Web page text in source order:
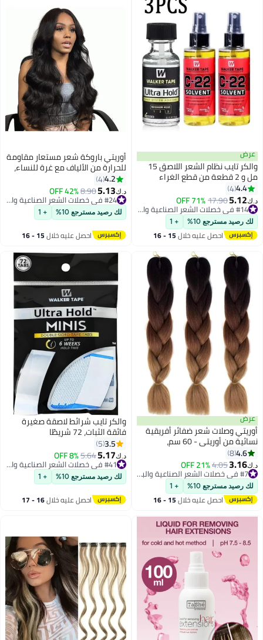
والكر تايب نظام الشعر اللاصق 15
قطع الغراء
البارؤك إزالة 118 مل ، وخلق مرفق
إزالة سهلة71% #14 في خصلات الشعر الصناعية والبواريك
#14 في خصلات الشعر الصناعية والبواريك
+ 1
خلال 15 - 16
أوريتي باروكة شعر مستعار مقاومة
للحرارة من الألياف مع غرة للنساء،
باروكة شعر مستعار كاملة بمظهر
طبيعي للحفلات اليومية، مجعدة،
مموجة، مستقيمة، طويلة، قصيرة -
103
4.2
4
42% OFF #24 في خصلات الشعر الصناعية والبواريك
تم بيع +10 مؤخرًا
#24 في خصلات الشعر الصناعية والبواريك لك رصيد مسترجع 10% + 1
احصل عليه خلال 15 - 16
ضفائر أفريقية
نسائية من أوريتي - 60 سم،
#7 في خصلات الشعر الصناعية والبواريك
#7 في خصلات الشعر الصناعية والبواريك
+ 1
خلال 15 - 16
والكر تايب شرائط لاصقة صغيرة
فائقة الثبات، 72 شريطًا
3.5
#41 في خصلات الشعر الصناعية والبواريك
#41 في خصلات الشعر الصناعية والبواريك لك رصيد مسترجع 10% + 1
احصل عليه خلال 16 - 17